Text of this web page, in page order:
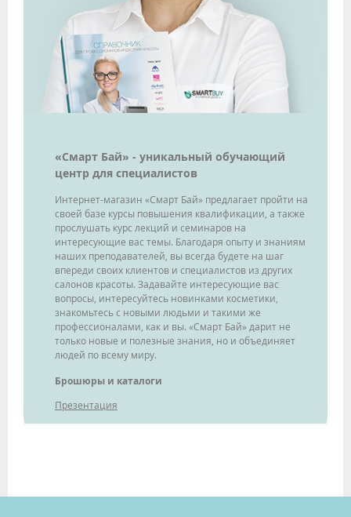
«Смарт Бай» - уникальный обучающий
центр для специалистов
Интернет-магазин «Смарт Бай» предлагает пройти на
своей базе курсы повышения квалификации, а также
прослушать курс лекций и семинаров на
интересующие вас темы. Благодаря опыту и знаниям
наших преподавателей, вы всегда будете на шаг
впереди своих клиентов и специалистов из других
салонов красоты. Задавайте интересующие вас
вопросы, интересуйтесь новинками косметики,
знакомьтесь с новыми людьми и такими же
профессионалами, как и вы. «Смарт Бай» дарит не
только новые и полезные знания, но и объединяет
людей по всему миру.
Брошюры и каталоги
Презентация